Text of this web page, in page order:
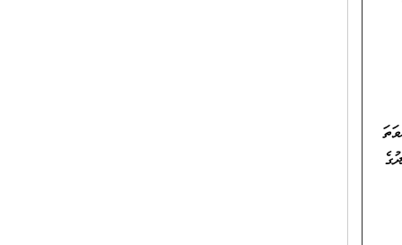
ދިވެހިރާއްޖޭގެ ޤައުމީ ސަނަދުގެ އޮނިގަނޑު ލެވެލް 7 ނުވަތަ